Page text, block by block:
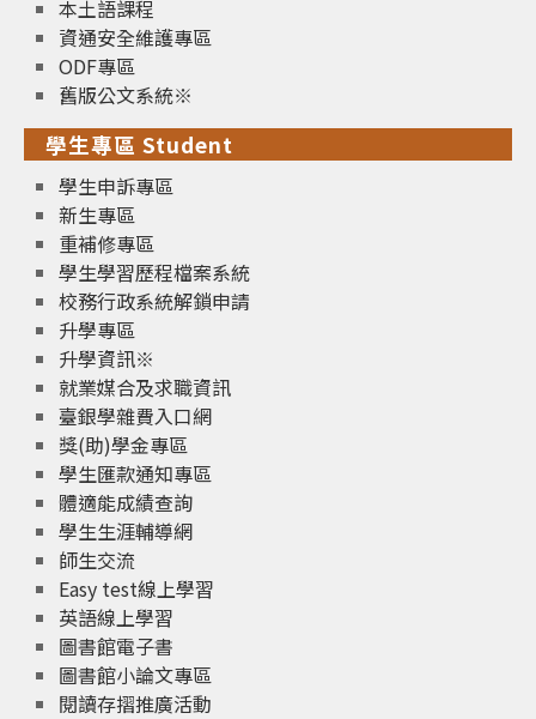
本土語課程
資通安全維護專區
ODF專區
舊版公文系統※
學生專區 Student
學生申訴專區
新生專區
重補修專區
學生學習歷程檔案系統
校務行政系統解鎖申請
升學專區
升學資訊※
就業媒合及求職資訊
臺銀學雜費入口網
獎(助)學金專區
學生匯款通知專區
體適能成績查詢
學生生涯輔導網
師生交流
Easy test線上學習
英語線上學習
圖書館電子書
圖書館小論文專區
閱讀存摺推廣活動